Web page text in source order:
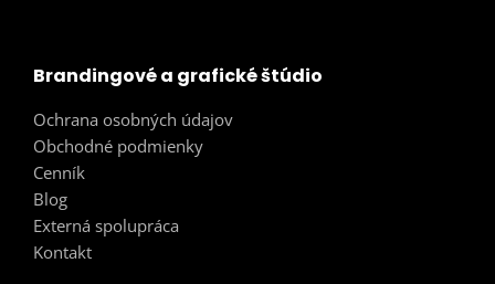
Brandingové a grafické štúdio
Ochrana osobných údajov
Obchodné podmienky
Cenník
Blog
Externá spolupráca
Kontakt